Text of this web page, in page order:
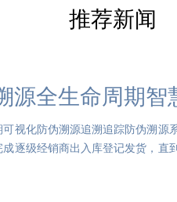
推荐新闻
源全生命周期
可视化防伪溯源追溯追踪防伪溯源
成逐级经销商出入库登记发货，直